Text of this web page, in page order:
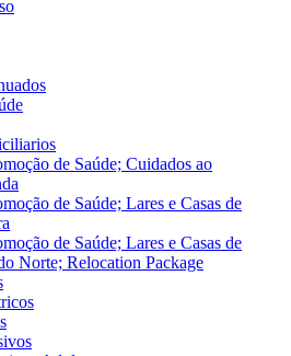
de Saúde; Cuidados ao
de Saúde; Lares e Casas de
de Saúde; Lares e Casas de
Norte; Relocation Package